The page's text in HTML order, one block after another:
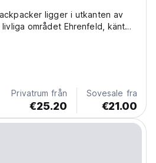
ligger i utkanten av
området Ehrenfeld, känt
områden. Vi är stolta över
men ändå bekvämt
Privatrum från
€25.20
Sovesale fra
€21.00